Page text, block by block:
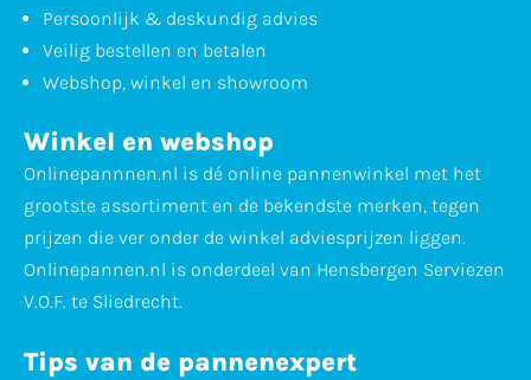
Persoonlijk & deskundig advies
Veilig bestellen en betalen
Webshop, winkel en showroom
Winkel en webshop
Onlinepannnen.nl is dé online pannenwinkel met het
grootste assortiment en de bekendste merken, tegen
prijzen die ver onder de winkel adviesprijzen liggen.
Onlinepannen.nl is onderdeel van Hensbergen Serviezen
V.O.F. te Sliedrecht.
Tips van de pannenexpert